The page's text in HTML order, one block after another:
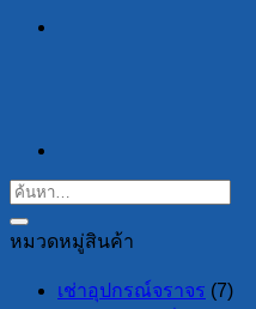
หมวดหมู่สินค้า
เช่าอุปกรณ์จราจร (7)